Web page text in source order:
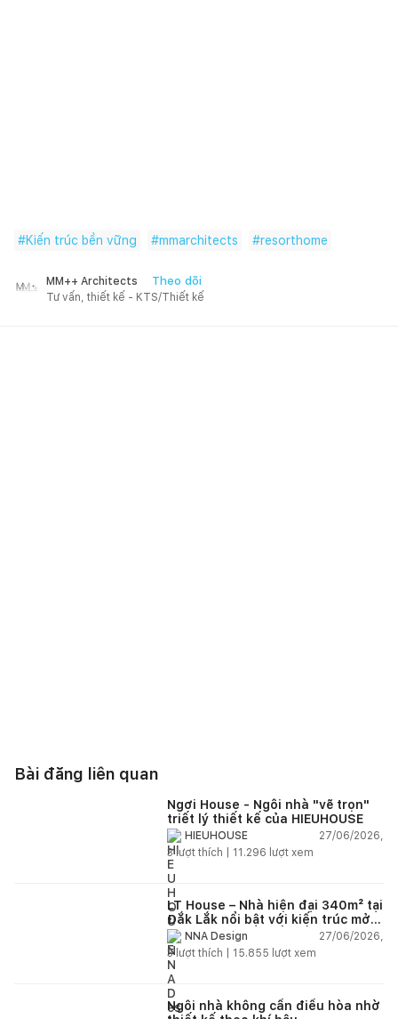
#Kiến trúc bền vững #mmarchitects #resorthome
MM++ Architects Theo dõi
Tư vấn, thiết kế - KTS/Thiết kế
Bài đăng liên quan
Ngơi House - Ngôi nhà "vẽ trọn"
triết lý thiết kế của HIEUHOUSE
HIEUHOUSE
27/06/2026,
3lượt thích | 11.296 lượt xem
LT House – Nhà hiện đại 340m² tại
Đắk Lắk nổi bật với kiến trúc mở
và hệ sân vườn kết nối thiên
nhiên
NNA Design
27/06/2026,
3lượt thích | 15.855 lượt xem
Ngôi nhà không cần điều hòa nhờ